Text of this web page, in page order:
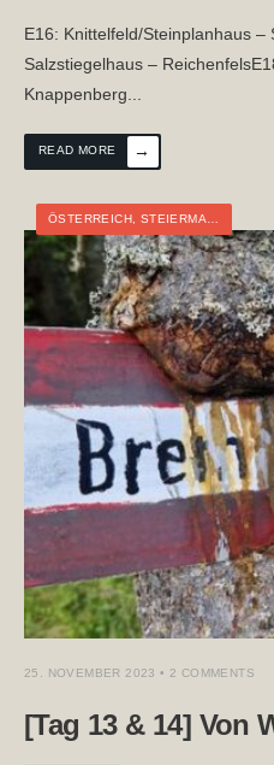
E16: Knittelfeld/Steinplanhaus –
Salzstiegelhaus –
Knappenberg
READ MORE →
ÖSTERREICH STEIERMARK
25. NOVEMBER 2023 • 2 COMMENTS
[Tag 13 & 14] Von